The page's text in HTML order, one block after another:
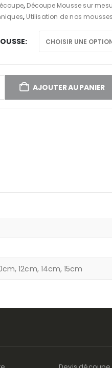
, Découpe Mousse sur
, Utilisation de nos mousses
AJOUTER AU PANIER
12cm, 14cm, 15cm